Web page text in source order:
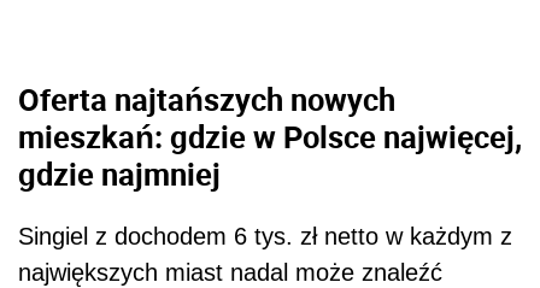
Oferta najtańszych nowych
mieszkań: gdzie w Polsce najwięcej,
gdzie najmniej
Singiel z dochodem 6 tys. zł netto w każdym z
największych miast nadal może znaleźć